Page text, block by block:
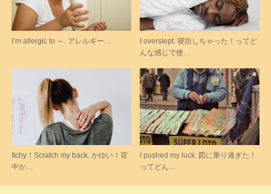
I’m allergic to ～. アレルギー…
I overslept. 寝坊しちゃった！ってど
んな感じで使…
Itchy！Scratch my back. かゆい！背
中か…
I pushed my luck. 図に乗り過ぎた！
ってどん…